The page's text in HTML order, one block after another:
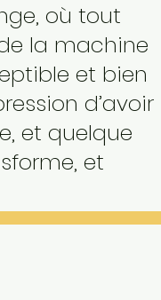
où tout
la machine
et bien
d’avoir
et quelque
et